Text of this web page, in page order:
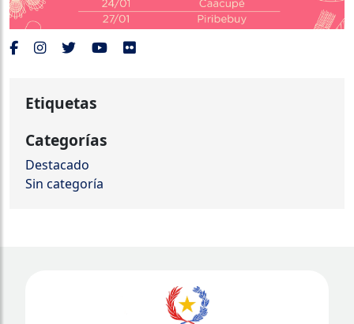
Etiquetas
Categorías
Destacado
Sin categoría